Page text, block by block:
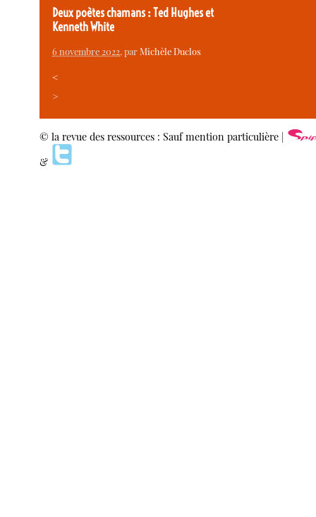
Deux poètes chamans : Ted Hughes et
Kenneth White
6 novembre 2022, parMichèle Duclos
<
>
© la revue des ressources : Sauf mention particulière |
&